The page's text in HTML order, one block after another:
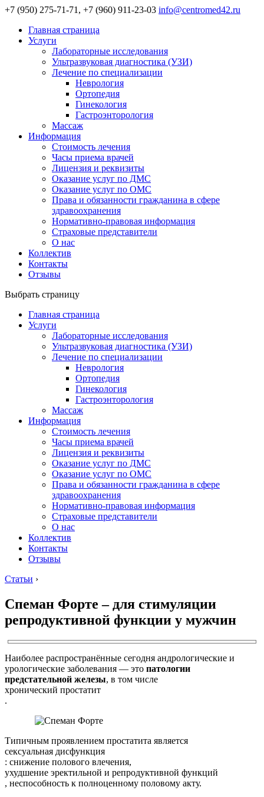
+7 (950) 275-71-71, +7 (960) 911-23-03 info@centromed42.ru
Главная страница
Услуги
Лабораторные исследования
Ультразвуковая диагностика (УЗИ)
Лечение по специализации
Неврология
Ортопедия
Гинекология
Гастроэнторология
Массаж
Информация
Стоимость лечения
Часы приема врачей
Лицензия и реквизиты
Оказание услуг по ДМС
Оказание услуг по ОМС
Права и обязанности гражданина в сфере
здравоохранения
Нормативно-правовая информация
Страховые представители
О нас
Коллектив
Контакты
Отзывы
Выбрать страницу
Главная страница
Услуги
Лабораторные исследования
Ультразвуковая диагностика (УЗИ)
Лечение по специализации
Неврология
Ортопедия
Гинекология
Гастроэнторология
Массаж
Информация
Стоимость лечения
Часы приема врачей
Лицензия и реквизиты
Оказание услуг по ДМС
Оказание услуг по ОМС
Права и обязанности гражданина в сфере
здравоохранения
Нормативно-правовая информация
Страховые представители
О нас
Коллектив
Контакты
Отзывы
Статьи ›
Спеман Форте – для стимуляции
репродуктивной функции у мужчин
Наиболее распространённые сегодня андрологические и
урологические заболевания — это патологии
предстательной железы, в том числе
хронический простатит
.
Типичным проявлением простатита является
сексуальная дисфункция
: снижение полового влечения,
ухудшение эректильной и репродуктивной функций
, неспособность к полноценному половому акту.